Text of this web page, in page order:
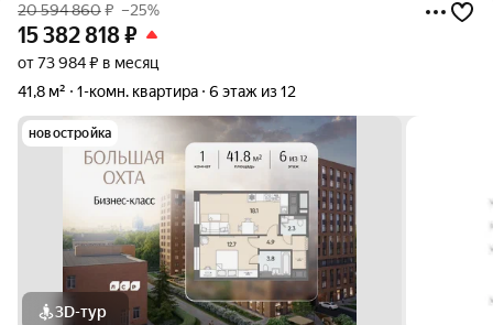
20 594 860₽ –25%
15 382 818₽
от 73 984 ₽ в месяц
41,8 м²
1-комн. квартира 6 этаж из 12
новостройка
3D-тур